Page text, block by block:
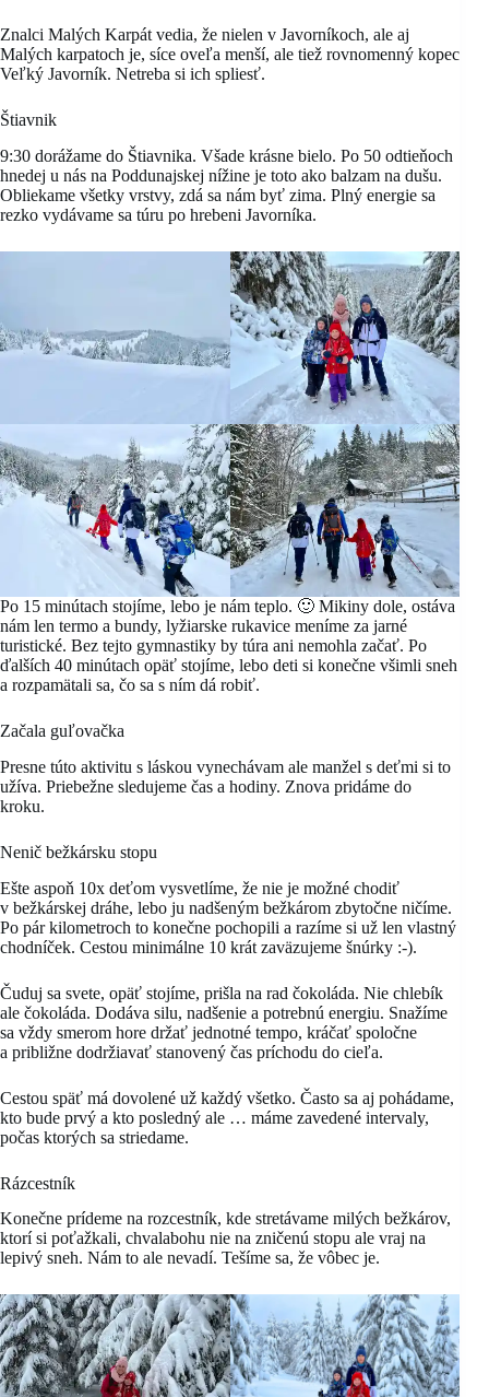
Znalci Malých Karpát vedia, že nielen v Javorníkoch, ale aj
Malých karpatoch je, síce oveľa menší, ale tiež rovnomenný kopec
Veľký Javorník. Netreba si ich spliesť.
Štiavnik
9:30 dorážame do Štiavnika. Všade krásne bielo. Po 50 odtieňoch
hnedej u nás na Poddunajskej nížine je toto ako balzam na dušu.
Obliekame všetky vrstvy, zdá sa nám byť zima. Plný energie sa
rezko vydávame sa túru po hrebeni Javorníka.
Po 15 minútach stojíme, lebo je nám teplo. 🙂 Mikiny dole, ostáva
nám len termo a bundy, lyžiarske rukavice meníme za jarné
turistické. Bez tejto gymnastiky by túra ani nemohla začať. Po
ďalších 40 minútach opäť stojíme, lebo deti si konečne všimli sneh
a rozpamätali sa, čo sa s ním dá robiť.
Začala guľovačka
Presne túto aktivitu s láskou vynechávam ale manžel s deťmi si to
užíva. Priebežne sledujeme čas a hodiny. Znova pridáme do
kroku.
Nenič bežkársku stopu
Ešte aspoň 10x deťom vysvetlíme, že nie je možné chodiť
v bežkárskej dráhe, lebo ju nadšeným bežkárom zbytočne ničíme.
Po pár kilometroch to konečne pochopili a razíme si už len vlastný
chodníček. Cestou minimálne 10 krát zaväzujeme šnúrky :-).
Čuduj sa svete, opäť stojíme, prišla na rad čokoláda. Nie chlebík
ale čokoláda. Dodáva silu, nadšenie a potrebnú energiu. Snažíme
sa vždy smerom hore držať jednotné tempo, kráčať spoločne
a približne dodržiavať stanovený čas príchodu do cieľa.
Cestou späť má dovolené už každý všetko. Často sa aj pohádame,
kto bude prvý a kto posledný ale … máme zavedené intervaly,
počas ktorých sa striedame.
Rázcestník
Konečne prídeme na rozcestník, kde stretávame milých bežkárov,
ktorí si poťažkali, chvalabohu nie na zničenú stopu ale vraj na
lepivý sneh. Nám to ale nevadí. Tešíme sa, že vôbec je.